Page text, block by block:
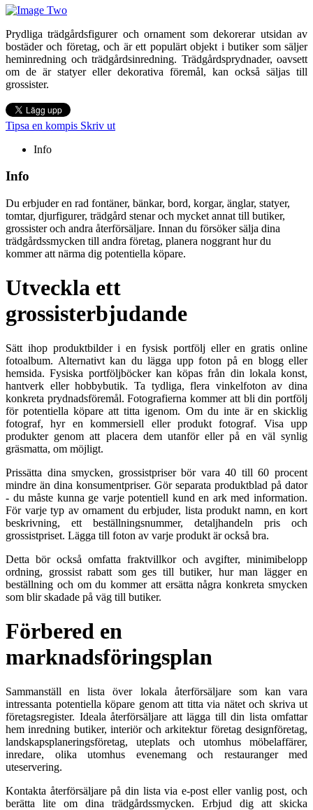
Prydliga trädgårdsfigurer och ornament som dekorerar utsidan av
bostäder och företag, och är ett populärt objekt i butiker som säljer
heminredning och trädgårdsinredning. Trädgårdsprydnader, oavsett
om de är statyer eller dekorativa föremål, kan också säljas till
grossister.
Tipsa en kompis Skriv ut
Info
Info
Du erbjuder en rad fontäner, bänkar, bord, korgar, änglar, statyer,
tomtar, djurfigurer, trädgård stenar och mycket annat till butiker,
grossister och andra återförsäljare. Innan du försöker sälja dina
trädgårdssmycken till andra företag, planera noggrant hur du
kommer att närma dig potentiella köpare.
Utveckla ett
grossisterbjudande
Sätt ihop produktbilder i en fysisk portfölj eller en gratis online
fotoalbum. Alternativt kan du lägga upp foton på en blogg eller
hemsida. Fysiska portföljböcker kan köpas från din lokala konst,
hantverk eller hobbybutik. Ta tydliga, flera vinkelfoton av dina
konkreta prydnadsföremål. Fotografierna kommer att bli din portfölj
för potentiella köpare att titta igenom. Om du inte är en skicklig
fotograf, hyr en kommersiell eller produkt fotograf. Visa upp
produkter genom att placera dem utanför eller på en väl synlig
gräsmatta, om möjligt.
Prissätta dina smycken, grossistpriser bör vara 40 till 60 procent
mindre än dina konsumentpriser. Gör separata produktblad på dator
- du måste kunna ge varje potentiell kund en ark med information.
För varje typ av ornament du erbjuder, lista produkt namn, en kort
beskrivning, ett beställningsnummer, detaljhandeln pris och
grossistpriset. Lägga till foton av varje produkt är också bra.
Detta bör också omfatta fraktvillkor och avgifter, minimibelopp
ordning, grossist rabatt som ges till butiker, hur man lägger en
beställning och om du kommer att ersätta några konkreta smycken
som blir skadade på väg till butiker.
Förbered en
marknadsföringsplan
Sammanställ en lista över lokala återförsäljare som kan vara
intressanta potentiella köpare genom att titta via nätet och skriva ut
företagsregister. Ideala återförsäljare att lägga till din lista omfattar
hem inredning butiker, interiör och arkitektur företag designföretag,
landskapsplaneringsföretag, uteplats och utomhus möbelaffärer,
inredare, olika utomhus evenemang och restauranger med
uteservering.
Kontakta återförsäljare på din lista via e-post eller vanlig post, och
berätta lite om dina trädgårdssmycken. Erbjud dig att skicka